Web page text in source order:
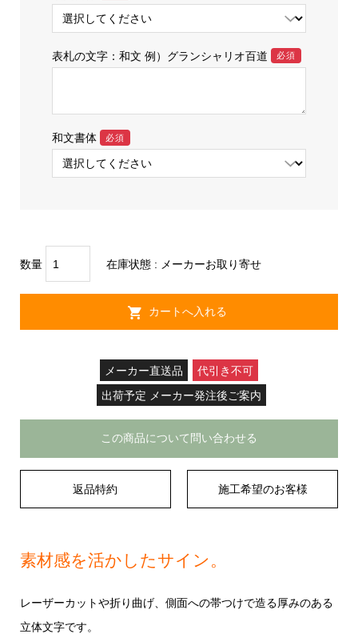
表札の文字：和文 例）グランシャリオ百道 必須
和文書体 必須
数量 在庫状態 : メーカーお取り寄せ
メーカー直送品
代引き不可
出荷予定 メーカー発注後ご案内
この商品について問い合わせる
返品特約 施工希望のお客様
素材感を活かしたサイン。
レーザーカットや折り曲げ、側面への帯つけで造る厚みのある
立体文字です。